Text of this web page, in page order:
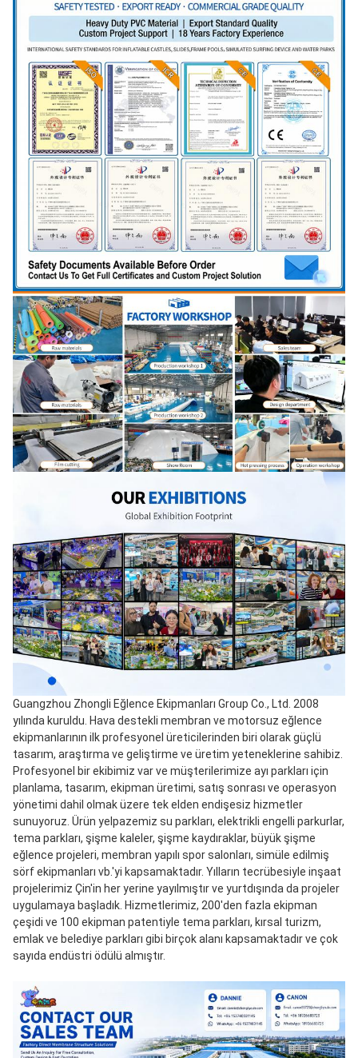
Guangzhou Zhongli Eğlence Ekipmanları Group Co., Ltd. 2008
yılında kuruldu. Hava destekli membran ve motorsuz eğlence
ekipmanlarının ilk profesyonel üreticilerinden biri olarak güçlü
tasarım, araştırma ve geliştirme ve üretim yeteneklerine sahibiz.
Profesyonel bir ekibimiz var ve müşterilerimize ayı parkları için
planlama, tasarım, ekipman üretimi, satış sonrası ve operasyon
yönetimi dahil olmak üzere tek elden endişesiz hizmetler
sunuyoruz. Ürün yelpazemiz su parkları, elektrikli engelli parkurlar,
tema parkları, şişme kaleler, şişme kaydıraklar, büyük şişme
eğlence projeleri, membran yapılı spor salonları, simüle edilmiş
sörf ekipmanları vb.'yi kapsamaktadır. Yılların tecrübesiyle inşaat
projelerimiz Çin'in her yerine yayılmıştır ve yurtdışında da projeler
uygulamaya başladık. Hizmetlerimiz, 200'den fazla ekipman
çeşidi ve 100 ekipman patentiyle tema parkları, kırsal turizm,
emlak ve belediye parkları gibi birçok alanı kapsamaktadır ve çok
sayıda endüstri ödülü almıştır.